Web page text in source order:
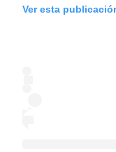
Ver esta